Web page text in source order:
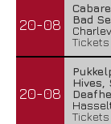
20-08
Bad
Tickets
20-08
Hives,
Tickets